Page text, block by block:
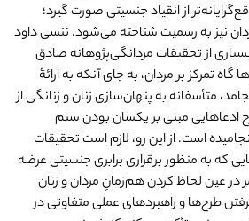
از انقیاد جنسیتی صورت گیرد؛
نیز به رسمیت شناخته می‌شود. ننسی داود
از تحقیقات مردانگی‌پژوهانه صادق
تمرکز بر مردان، به‌ جای آنکه به ارائۀ
متأسفانه به پنهان‌سازی زنان و زنانگی از
مبنی بر یکسان بودن ستم
است. از این رو، لازم است تحقیقات
که به منظور برقراری برابری جنسیتی عرضه
در عین لحاظ کردن هم‌زمانِ مردان و زنان
طرح‌ها و راهبردهای عملی متفاوتی در